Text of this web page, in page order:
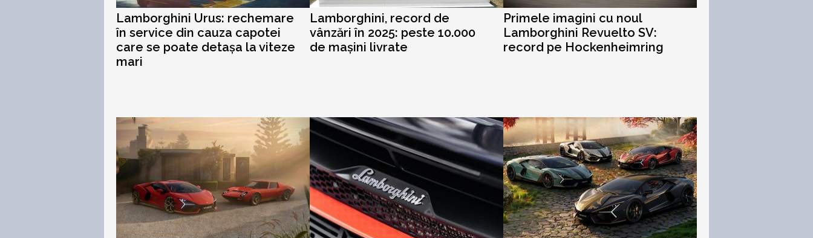
Lamborghini Urus: rechemare
în service din cauza capotei
care se poate detașa la viteze
mari
Lamborghini, record de
vânzări în 2025: peste 10.000
de mașini livrate
Primele imagini cu noul
Lamborghini Revuelto SV:
record pe Hockenheimring